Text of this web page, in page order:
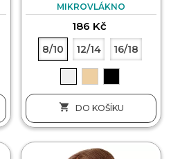
MIKROVLÁKNO
186 Kč
8/10 12/14 16/18
 DO KOŠÍKU